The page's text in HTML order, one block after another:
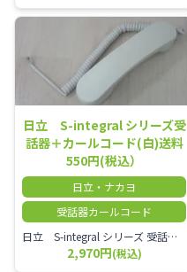
日立 S-integral シリーズ受
話器＋カールコード(白)送料
550円(税込）
日立・ナカヨ
受話器カールコード
日立 S-integral シリーズ 受話器＋カールコード セット（白）／本商品は中古品となります。 写真では分かりにくいキズ・汚れなどの使用感があります。 経年変化で日焼けの色味が強くなる場合がございます。 予めご理解・ご了承頂きますようお願いいたします。
2,970円(税込)